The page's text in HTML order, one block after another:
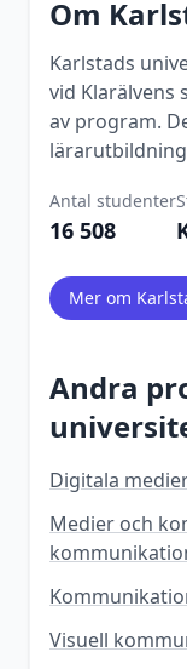
Om
Karlstads
vid Klarälvens
av program.
Antal studenter
16 508
Mer om
Andra
Digitala
Medier och
Visuell